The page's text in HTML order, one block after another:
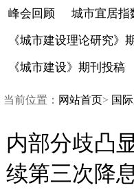
峰会回顾 城市宜居指
《城市建设理论研究》
《城市建设》期刊投稿
当前位置： 网站首页> 国
内部分歧凸
续第三次降